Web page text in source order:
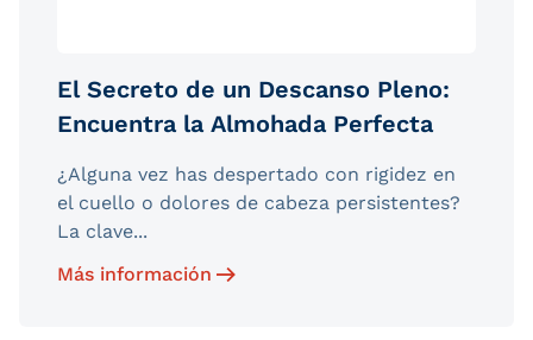
El Secreto de un Descanso Pleno:
Encuentra la Almohada Perfecta
¿Alguna vez has despertado con rigidez en
el cuello o dolores de cabeza persistentes?
La clave...
Más información